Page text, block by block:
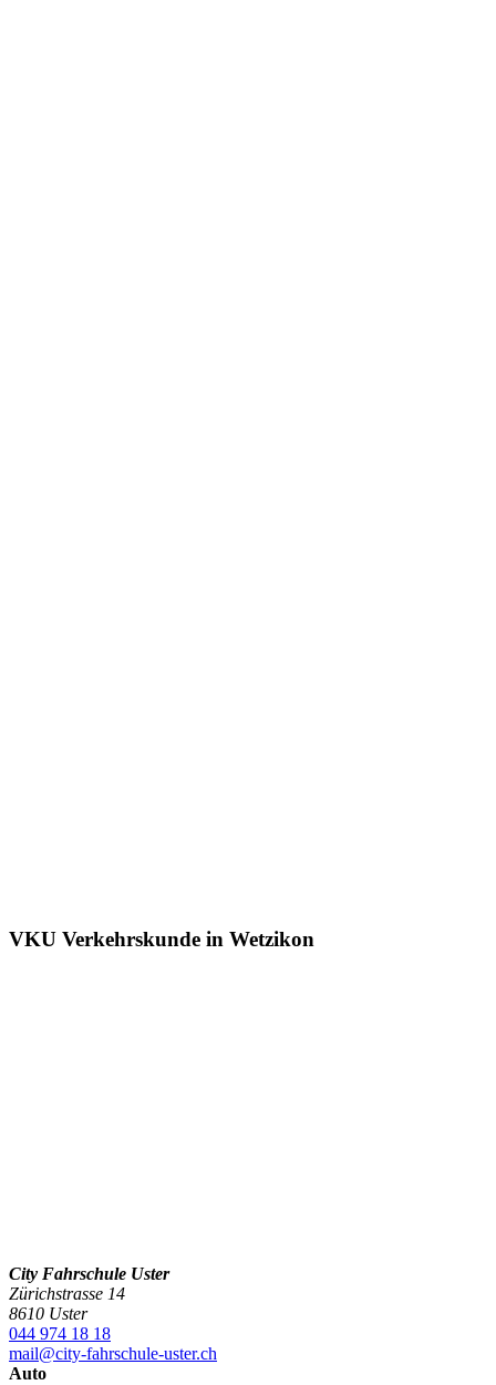
VKU Verkehrskunde in Wetzikon
City Fahrschule Uster
Zürichstrasse 14
8610 Uster
044 974 18 18
mail@city-fahrschule-uster.ch
Auto